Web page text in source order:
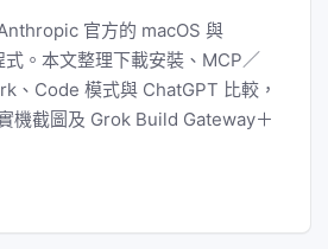
官方的 macOS 與
。本文整理下載安裝、MCP／
、Code 模式與 ChatGPT 比較，
機截圖及 Grok Build Gateway＋